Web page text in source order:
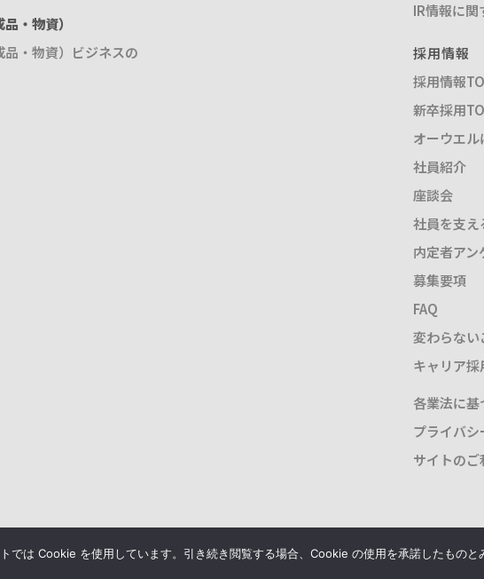
・物資）
品・物資）ビジネスの
IR情報に
採用情報
採用情報
新卒採用
オーウエル
社員紹介
座談会
社員を支え
内定者アン
募集要項
FAQ
変わらない
キャリア採
各業法に基
プライバシ
サイトのご
© O-WELL CORPORATION
では Cookie を使用しています。引き続き閲覧する場合、Cookie の使用を承諾したものと